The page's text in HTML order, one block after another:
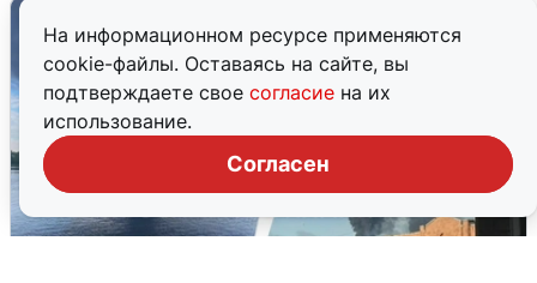
На информационном ресурсе применяются
cookie-файлы. Оставаясь на сайте, вы
подтверждаете свое согласие на их
использование.
Согласен